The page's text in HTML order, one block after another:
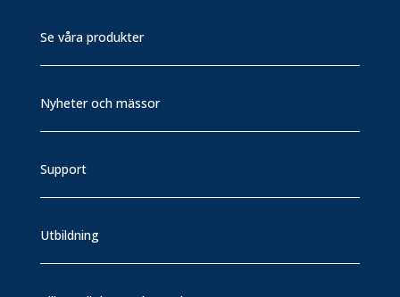
Se våra produkter
Nyheter och mässor
Support
Utbildning